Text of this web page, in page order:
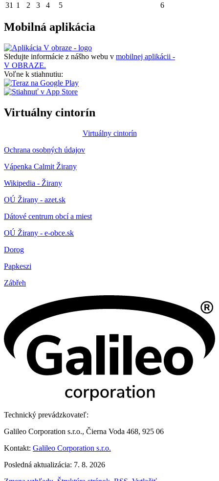
31 1 2 3 4 5 6
Mobilná aplikácia
Sledujte informácie z nášho webu v mobilnej aplikácii -
V OBRAZE.
Voľne k stiahnutiu:
Virtuálny cintorín
Virtuálny cintorín
Ochrana osobných údajov
Vápenka Calmit Žirany
Wikipedia - Žirany
OÚ Žirany - azet.sk
Dátové centrum obcí a miest
OÚ Žirany - e-obce.sk
Dorog
Papkeszi
Zábřeh
Technický prevádzkovateľ:
Galileo Corporation s.r.o., Čierna Voda 468, 925 06
Kontakt: Galileo Corporation s.r.o.
Posledná aktualizácia: 7. 8. 2026